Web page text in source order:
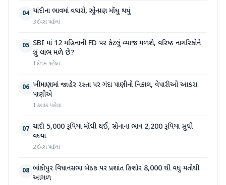
04 ચાંદીના ભાવમાં વધારો, સોનું પણ મોંઘુ થયું
3 દિવસ પહેલા
05 SBI માં 12 મહિનાની FD પર કેટલું વ્યાજ મળશે, વરિષ્ઠ નાગરિકોને
શું લાભ મળે છે?
1 દિવસ પહેલા
06 ખીમાણામાં જાહેર રસ્તા પર ગંદા પાણીનો નિકાલ, વેપારીઓ આકરા
પાણીએ
1 કલાક પહેલા
07 ચાંદી 5,000 રૂપિયા મોંઘી થઈ, સોનાના ભાવ 2,200 રૂપિયા સુધી
વધ્યા
2 દિવસ પહેલા
08 બાંકીપુર વિધાનસભા બેઠક પર પ્રશાંત કિશોર 8,000 થી વધુ મતોથી
આગળ